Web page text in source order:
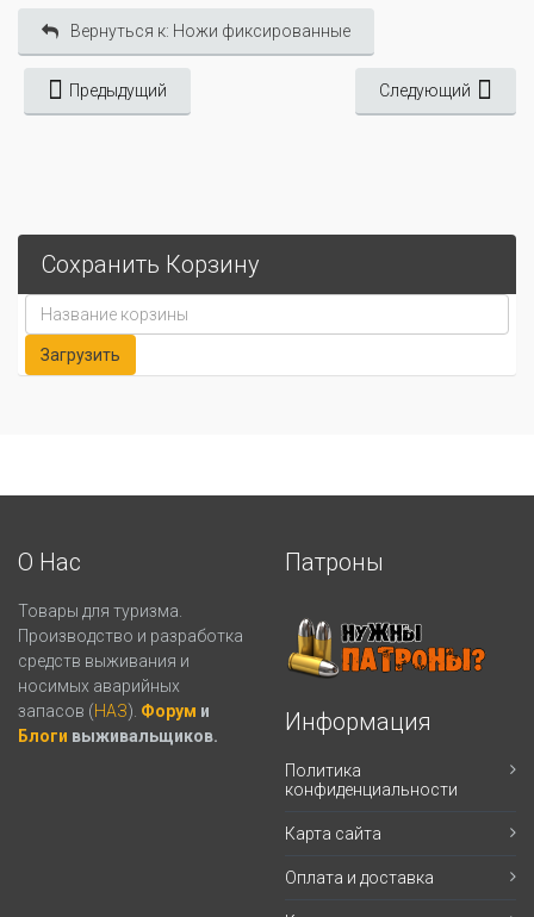
Вернуться к: Ножи фиксированные
Предыдущий Следующий
Сохранить Корзину
О Нас
Товары для туризма.
Производство и разработка
средств выживания и
носимых аварийных
запасов (НАЗ). Форум и
Блоги выживальщиков.
Патроны
Информация
Политика
конфиденциальности
Карта сайта
Оплата и доставка